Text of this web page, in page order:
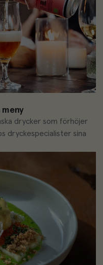
meny
drycker som förhöjer
dryckespecialister sina